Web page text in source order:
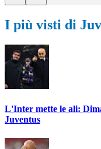
I più visti di
L'Inter mette le ali:
Juventus